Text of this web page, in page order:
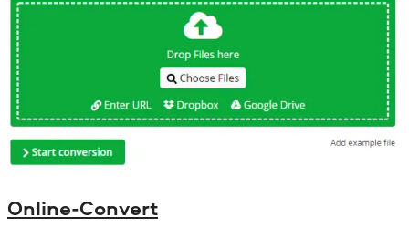
Online-Convert